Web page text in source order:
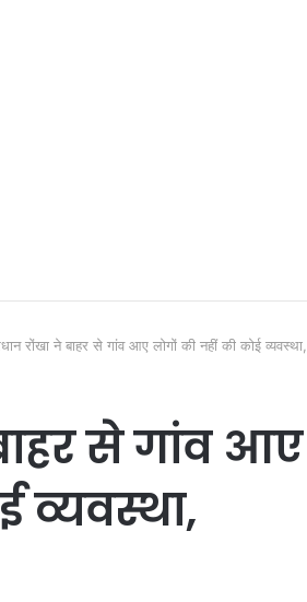
रोंखा ने बाहर से गांव आए लोगों की नहीं की कोई व्यवस्था,
से गांव आए
व्यवस्था,